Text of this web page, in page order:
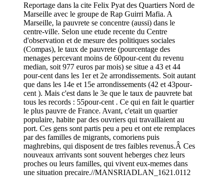
Reportage dans la cite Felix Pyat des Quartiers Nord de
Marseille avec le groupe de Rap Guirri Mafia. A
Marseille, la pauvrete se concentre (aussi) dans le
centre-ville. Selon une etude recente du Centre
d'observation et de mesure des politiques sociales
(Compas), le taux de pauvrete (pourcentage des
menages percevant moins de 60pour-cent du revenu
median, soit 977 euros par mois) se situe a 43 et 44
pour-cent dans les 1er et 2e arrondissements. Soit autant
que dans les 14e et 15e arrondissements (42 et 43pour-
cent ). Mais c'est dans le 3e que le taux de pauvrete bat
tous les records : 55pour-cent . Ce qui en fait le quartier
le plus pauvre de France. Avant, c'etait un quartier
populaire, habite par des ouvriers qui travaillaient au
port. Ces gens sont partis peu a peu et ont ete remplaces
par des familles de migrants, comoriens puis
maghrebins, qui disposent de tres faibles revenus.Â Ces
nouveaux arrivants sont souvent heberges chez leurs
proches ou leurs familles, qui vivent eux-memes dans
une situation precaire.//MANSRIADLAN_1621.0112